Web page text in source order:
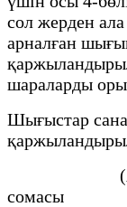
сол жерден
арналған
шараларды
Шығыстар
(АҚШ
сомасы